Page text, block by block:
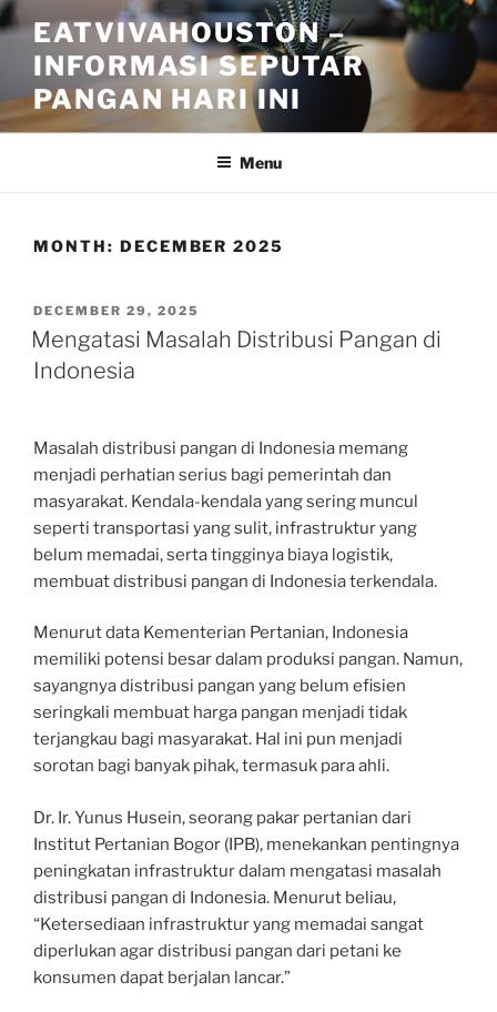
Skip
to
content
EATVIVAHOUSTON –
INFORMASI SEPUTAR
PANGAN HARI INI
Menu
MONTH: DECEMBER 2025
POSTED
ON
DECEMBER 29, 2025
Mengatasi Masalah Distribusi Pangan di
Indonesia
Masalah distribusi pangan di Indonesia memang
menjadi perhatian serius bagi pemerintah dan
masyarakat. Kendala-kendala yang sering muncul
seperti transportasi yang sulit, infrastruktur yang
belum memadai, serta tingginya biaya logistik,
membuat distribusi pangan di Indonesia terkendala.
Menurut data Kementerian Pertanian, Indonesia
memiliki potensi besar dalam produksi pangan. Namun,
sayangnya distribusi pangan yang belum efisien
seringkali membuat harga pangan menjadi tidak
terjangkau bagi masyarakat. Hal ini pun menjadi
sorotan bagi banyak pihak, termasuk para ahli.
Dr. Ir. Yunus Husein, seorang pakar pertanian dari
Institut Pertanian Bogor (IPB), menekankan pentingnya
peningkatan infrastruktur dalam mengatasi masalah
distribusi pangan di Indonesia. Menurut beliau,
“Ketersediaan infrastruktur yang memadai sangat
diperlukan agar distribusi pangan dari petani ke
konsumen dapat berjalan lancar.”